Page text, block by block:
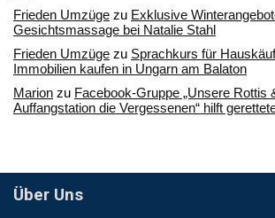
Frieden Umzüge zu Exklusive
Gesichtsmassage bei Natalie Stahl
Frieden Umzüge zu Sprachkurs für
Immobilien kaufen in Ungarn am Balaton
Marion zu Facebook-Gruppe „Unsere Rottis
Auffangstation die Vergessenen“ hilft
Über Uns